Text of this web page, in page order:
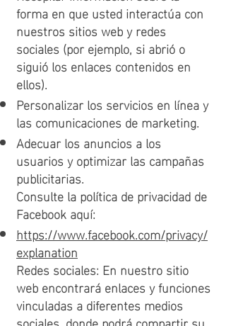
forma en que usted interactúa con
nuestros sitios web y redes
sociales (por ejemplo, si abrió o
siguió los enlaces contenidos en
ellos).
Personalizar los servicios en línea y
las comunicaciones de marketing.
Adecuar los anuncios a los
usuarios y optimizar las campañas
publicitarias.
Consulte la política de privacidad de
Facebook aquí:
https://www.facebook.com/privacy/
explanation
Redes sociales: En nuestro sitio
web encontrará enlaces y funciones
vinculadas a diferentes medios